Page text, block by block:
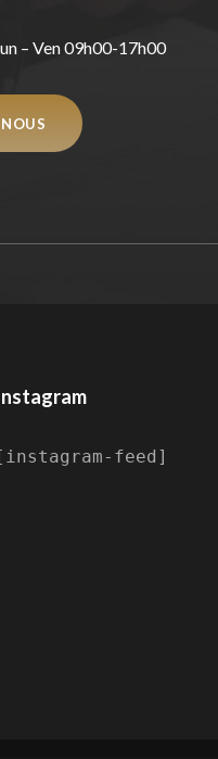
– Ven 09h00-17h00
[instagram-feed]